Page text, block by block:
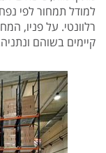
למודל תמחור לפי
רלוונטי. על פניו,
קיימים בשוהם